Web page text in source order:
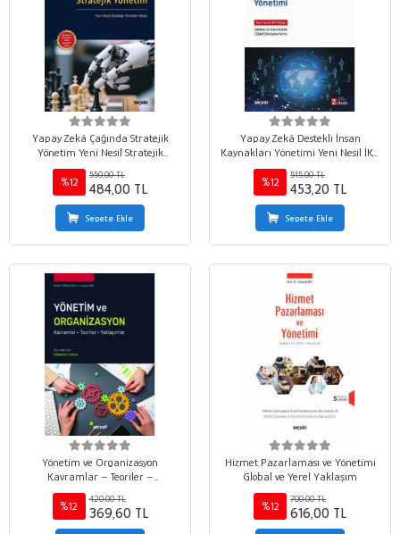
Yapay Zekâ Çağında Stratejik
Yönetim Yeni Nesil Stratejik
Yönetim Kitabı
%12
550,00 TL
484,00 TL
Sepete Ekle
Yapay Zekâ Destekli İnsan
Kaynakları Yönetimi Yeni Nesil İKY
Kitabı İşletme ve Kurumlarda
Dijital Dönüşüm Serisi
%12
515,00 TL
453,20 TL
Sepete Ekle
Yönetim ve Organizasyon
Kavramlar – Teoriler –
Yaklaşımlar
%12
420,00 TL
369,60 TL
Hizmet Pazarlaması ve Yönetimi
Global ve Yerel Yaklaşım
%12
700,00 TL
616,00 TL